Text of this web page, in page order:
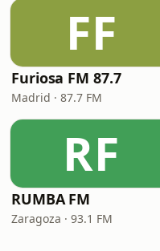
FF
Furiosa FM 87.7
Madrid · 87.7 FM
RF
RUMBA FM
Zaragoza · 93.1 FM